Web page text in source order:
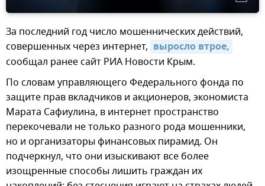
За последний год число мошеннических действий,
совершенных через интернет, выросло втрое,
сообщал ранее сайт РИА Новости Крым.
По словам управляющего Федерального фонда по
защите прав вкладчиков и акционеров, экономиста
Марата Сафиулина, в интернет пространство
перекочевали не только разного рода мошенники,
но и организаторы финансовых пирамид. Он
подчеркнул, что они изыскивают все более
изощренные способы лишить граждан их